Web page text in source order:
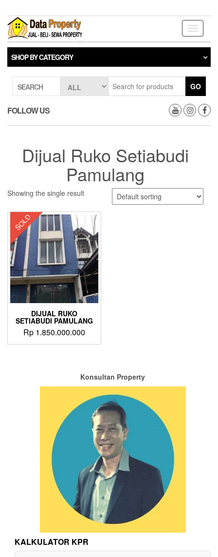
the
content
Toggle
SHOP BY CATEGORY
SEARCH GO
FOLLOW US
Dijual Ruko Setiabudi
Pamulang
Showing the single result
SOLD
DIJUAL RUKO
SETIABUDI PAMULANG
Rp 1.850.000.000
Konsultan Property
KALKULATOR KPR